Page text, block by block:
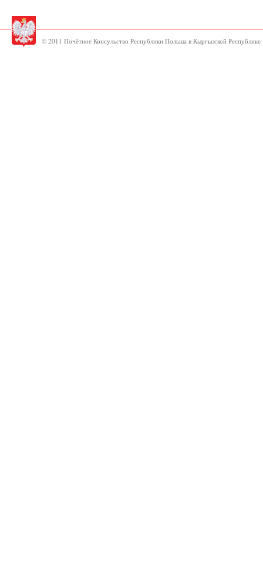
© 2011 Почётное Консульство Республики Польша в Кыргызской Республике